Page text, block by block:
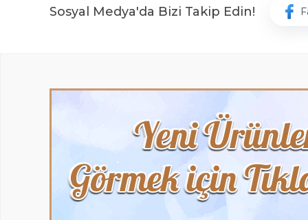
Sosyal Medya'da Bizi Takip Edin!